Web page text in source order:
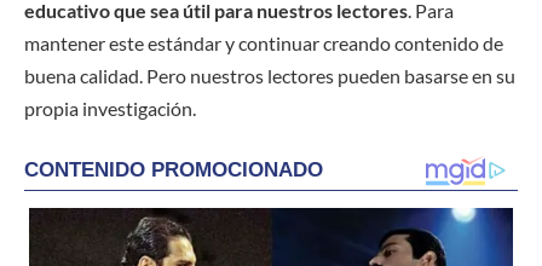
educativo que sea útil para nuestros lectores. Para
mantener este estándar y continuar creando contenido de
buena calidad. Pero nuestros lectores pueden basarse en su
propia investigación.